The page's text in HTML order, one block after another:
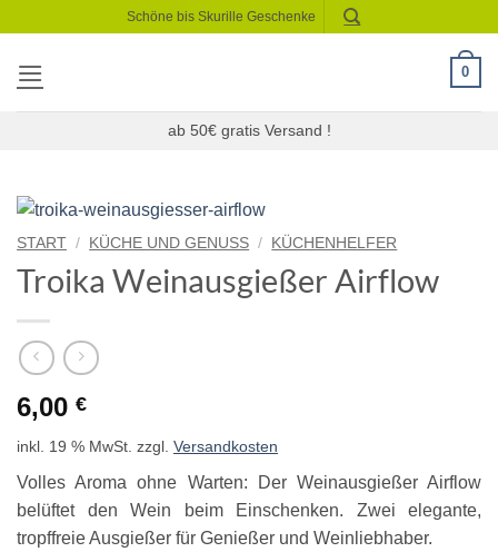
springen
Schöne bis Skurille Geschenke
0
ab 50€ gratis Versand !
START / KÜCHE UND GENUSS / KÜCHENHELFER
Troika Weinausgießer Airflow
6,00 €
inkl. 19 % MwSt. zzgl. Versandkosten
Volles Aroma ohne Warten: Der Weinausgießer Airflow
belüftet den Wein beim Einschenken. Zwei elegante,
tropffreie Ausgießer für Genießer und Weinliebhaber.